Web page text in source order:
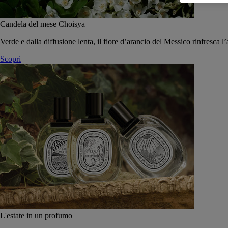
Candela del mese Choisya
Verde e dalla diffusione lenta, il fiore d’arancio del Messico rinfresca
Scopri
L'estate in un profumo